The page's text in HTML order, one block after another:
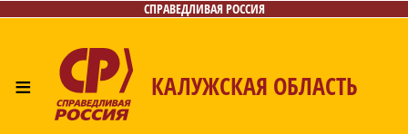
СПРАВЕДЛИВАЯ РОССИЯ
≡ КАЛУЖСКАЯ ОБЛАСТЬ